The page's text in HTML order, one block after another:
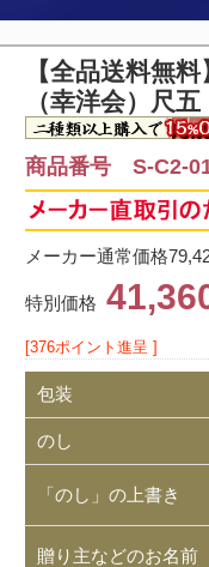
【全品送料無料
（幸洋会）尺
商品番号 S-C2-
メーカー通常価格
特別価格
[376ポイント進呈 ]
包装
のし
「のし」の上書き
贈り主などのお名前